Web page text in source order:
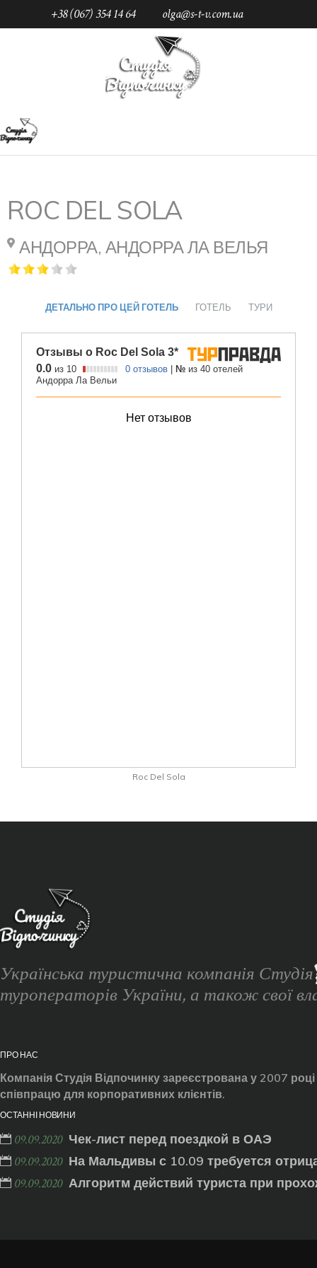
+38 (067) 354 14 64
olga@s-t-v.com.ua
Каталог
Андорра
Андорра Ла Велья
Готелі
Roc Del Sola 3*
ROC DEL SOLA
АНДОРРА, АНДОРРА ЛА ВЕЛЬЯ
ДЕТАЛЬНО ПРО ЦЕЙ ГОТЕЛЬ ГОТЕЛЬ ТУРИ
Roc Del Sola
Українська туристична компанія Студія
туроператорів України, а також свої
ПРО НАС
Компанія Студія Відпочинку зареєстрована у 2007
співпрацю для корпоративних клієнтів.
ОСТАННІ НОВИНИ
09.09.2020 Чек-лист перед поездкой в ОАЭ
09.09.2020 На Мальдивы с 10.09 требуется
09.09.2020 Алгоритм действий туриста при